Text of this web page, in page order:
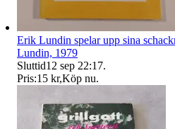
Erik Lundin spelar upp sina
Lundin, 1979
Sluttid12 sep 22:17.
Pris:15 kr,Köp nu.